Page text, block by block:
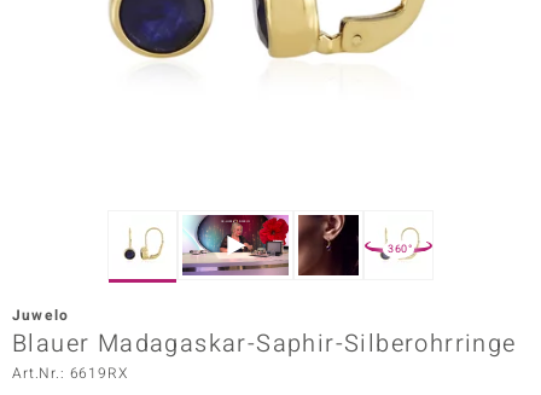
Vogue
360°
Juwelo
Blauer Madagaskar-Saphir-Silberohrringe
Art.Nr.: 6619RX